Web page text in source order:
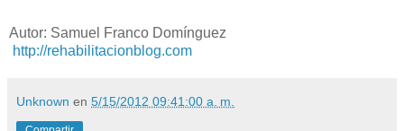
Autor: Samuel Franco Domínguez
http://rehabilitacionblog.com
Unknown en 5/15/2012 09:41:00 a. m.